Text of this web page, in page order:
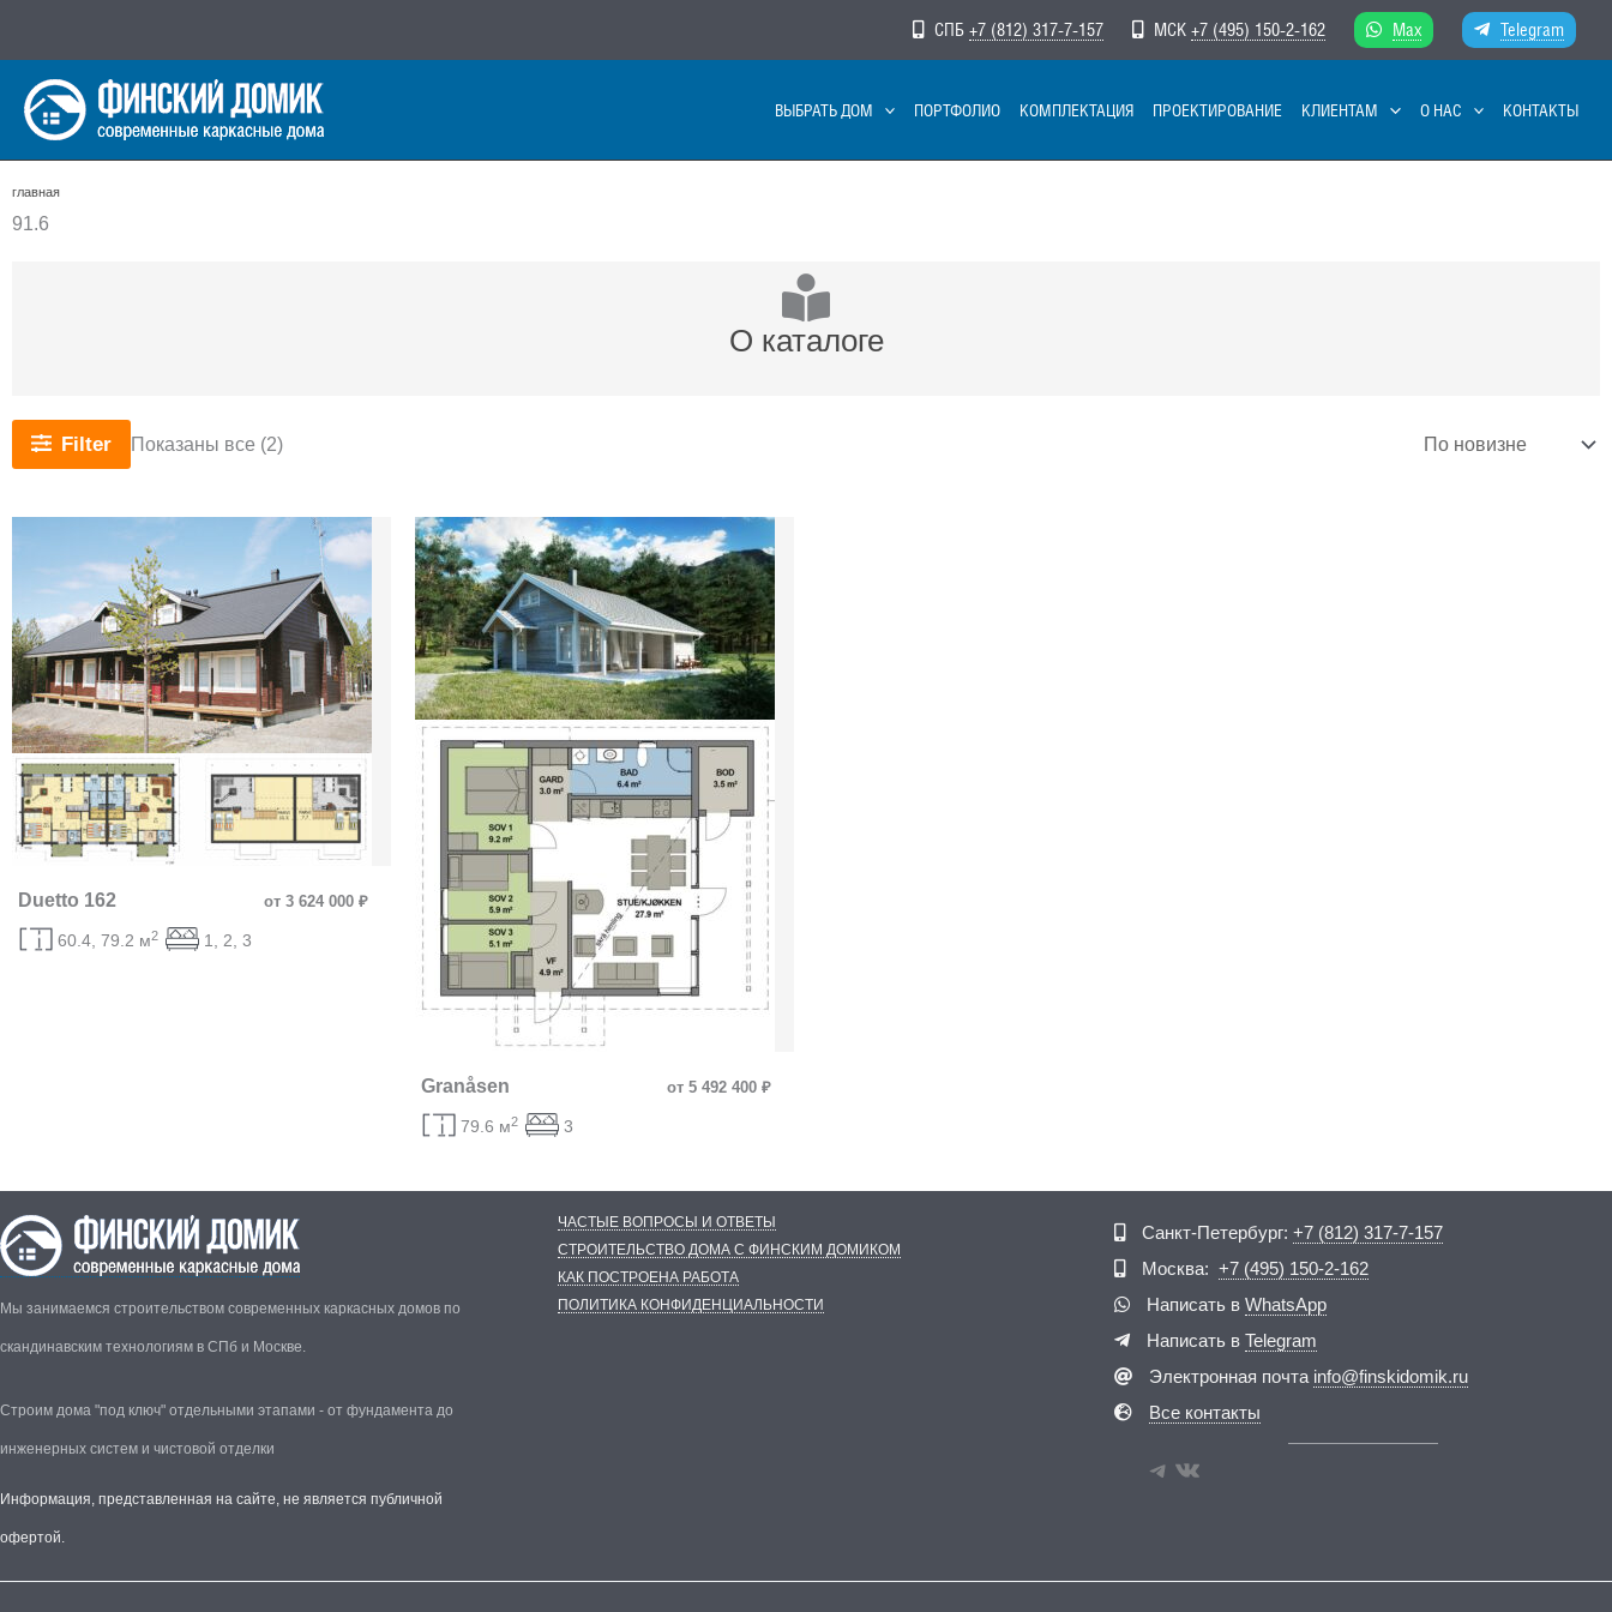
к
содержимому
СПБ +7 (812) 317-7-157 МСК +7 (495) 150-2-162 Max Telegram
ВЫБРАТЬ ДОМ ПОРТФОЛИО КОМПЛЕКТАЦИЯ ПРОЕКТИРОВАНИЕ КЛИЕНТАМ О НАС КОНТАКТЫ
главная
91.6
О каталоге
Filter Показаны все (2)
недавние
Duetto 162 от 3 624 000 ₽
60.4, 79.2 м2 1, 2, 3
Granåsen от 5 492 400 ₽
79.6 м2 3
Мы занимаемся строительством современных каркасных домов по
скандинавским технологиям в СПб и Москве.
Строим дома "под ключ" отдельными этапами - от фундамента до
инженерных систем и чистовой отделки
Информация, представленная на сайте, не является публичной
офертой.
ЧАСТЫЕ ВОПРОСЫ И ОТВЕТЫ
СТРОИТЕЛЬСТВО ДОМА С ФИНСКИМ ДОМИКОМ
КАК ПОСТРОЕНА РАБОТА
ПОЛИТИКА КОНФИДЕНЦИАЛЬНОСТИ
Санкт-Петербург:+7 (812) 317-7-157
Москва:+7 (495) 150-2-162
Написать вWhatsApp
Написать вTelegram
Электронная почта info@finskidomik.ru
Все контакты